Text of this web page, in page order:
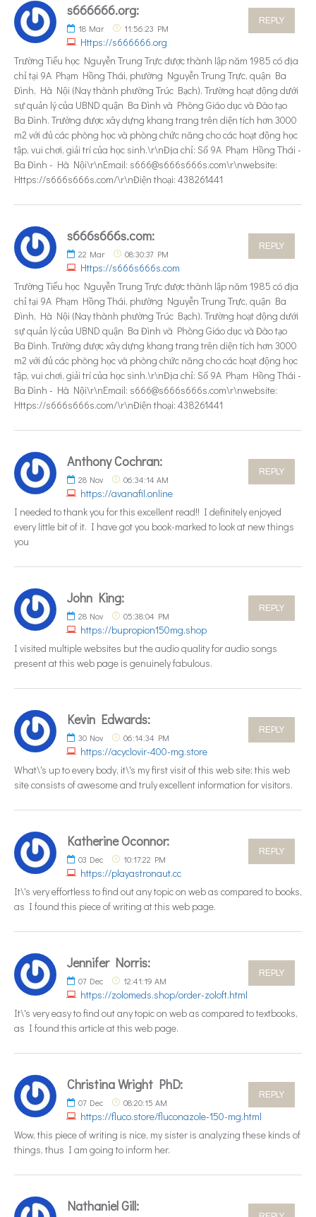
s666666.org:
18 Mar 11:56:23 PM
Https://s666666.org
REPLY
Trường Tiểu học Nguyễn Trung Trực được thành lập năm 1985 có địa
chỉ tại 9A Phạm Hồng Thái, phường Nguyễn Trung Trực, quận Ba
Đình, Hà Nội (Nay thành phường Trúc Bạch). Trường hoạt động dưới
sự quản lý của UBND quận Ba Đình và Phòng Giáo dục và Đào tạo
Ba Đình. Trường được xây dựng khang trang trên diện tích hơn 3000
m2 với đủ các phòng học và phòng chức năng cho các hoạt động học
tập, vui chơi, giải trí của học sinh.\r\nĐịa chỉ: Số 9A Phạm Hồng Thái -
Ba Đình - Hà Nội\r\nEmail: s666@s666s666s.com\r\nwebsite:
Https://s666s666s.com/\r\nĐiện thoại: 438261441
s666s666s.com:
22 Mar 08:30:37 PM
Https://s666s666s.com
REPLY
Trường Tiểu học Nguyễn Trung Trực được thành lập năm 1985 có địa
chỉ tại 9A Phạm Hồng Thái, phường Nguyễn Trung Trực, quận Ba
Đình, Hà Nội (Nay thành phường Trúc Bạch). Trường hoạt động dưới
sự quản lý của UBND quận Ba Đình và Phòng Giáo dục và Đào tạo
Ba Đình. Trường được xây dựng khang trang trên diện tích hơn 3000
m2 với đủ các phòng học và phòng chức năng cho các hoạt động học
tập, vui chơi, giải trí của học sinh.\r\nĐịa chỉ: Số 9A Phạm Hồng Thái -
Ba Đình - Hà Nội\r\nEmail: s666@s666s666s.com\r\nwebsite:
Https://s666s666s.com/\r\nĐiện thoại: 438261441
Anthony Cochran:
28 Nov 06:34:14 AM
https://avanafil.online
REPLY
I needed to thank you for this excellent read!! I definitely enjoyed
every little bit of it. I have got you book-marked to look at new things
you
John King:
28 Nov 05:38:04 PM
https://bupropion150mg.shop
REPLY
I visited multiple websites but the audio quality for audio songs
present at this web page is genuinely fabulous.
Kevin Edwards:
30 Nov 06:14:34 PM
https://acyclovir-400-mg.store
REPLY
What\'s up to every body, it\'s my first visit of this web site; this web
site consists of awesome and truly excellent information for visitors.
Katherine Oconnor:
03 Dec 10:17:22 PM
https://playastronaut.cc
REPLY
It\'s very effortless to find out any topic on web as compared to books,
as I found this piece of writing at this web page.
Jennifer Norris:
07 Dec 12:41:19 AM
https://zolomeds.shop/order-zoloft.html
REPLY
It\'s very easy to find out any topic on web as compared to textbooks,
as I found this article at this web page.
Christina Wright PhD:
07 Dec 08:20:15 AM
https://fluco.store/fluconazole-150-mg.html
REPLY
Wow, this piece of writing is nice, my sister is analyzing these kinds of
things, thus I am going to inform her.
Nathaniel Gill: